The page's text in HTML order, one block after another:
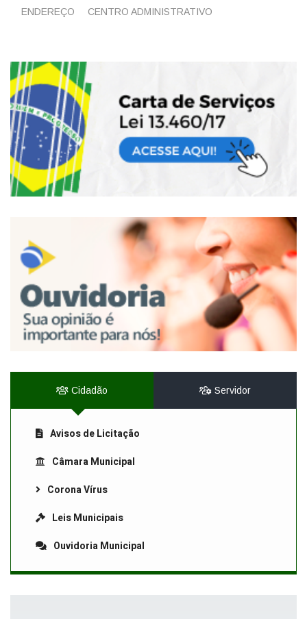
ENDEREÇO
CENTRO ADMINISTRATIVO
Cidadão Servidor
Avisos de Licitação
Câmara Municipal
Corona Vírus
Leis Municipais
Ouvidoria Municipal